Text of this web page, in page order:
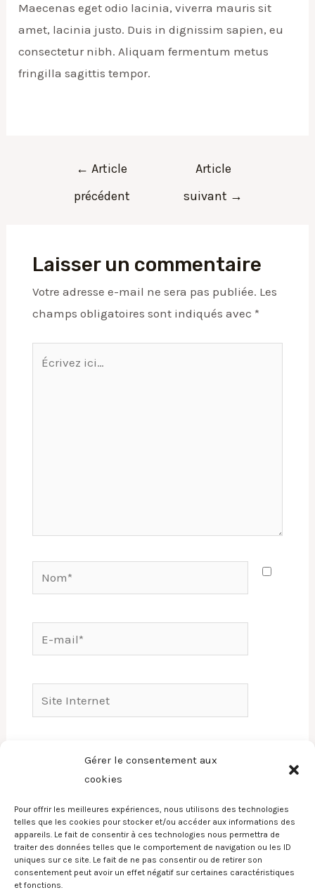
Gérer le consentement aux
cookies
Pour offrir les meilleures expériences, nous utilisons des technologies
telles que les cookies pour stocker et/ou accéder aux informations des
appareils. Le fait de consentir à ces technologies nous permettra de
traiter des données telles que le comportement de navigation ou les ID
uniques sur ce site. Le fait de ne pas consentir ou de retirer son
consentement peut avoir un effet négatif sur certaines caractéristiques
et fonctions.
Maecenas eget odio lacinia, viverra mauris sit
amet, lacinia justo. Duis in dignissim sapien, eu
consectetur nibh. Aliquam fermentum metus
fringilla sagittis tempor.
Navigation
l’article
← Article
précédent
Article
suivant →
Laisser un commentaire
Votre adresse e-mail ne sera pas publiée. Les
champs obligatoires sont indiqués avec *
mail*
Site
Internet
Enregistrer mon nom, mon e-mail et mon
site dans le navigateur pour mon prochain